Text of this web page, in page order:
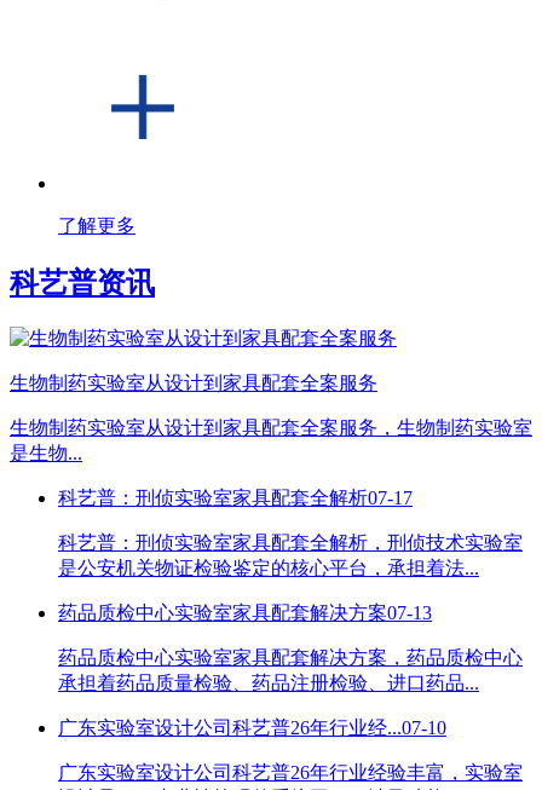
了解更多
科艺普资讯
生物制药实验室从设计到家具配套全案服务
生物制药实验室从设计到家具配套全案服务，生物制药实验室
是生物...
科艺普：刑侦实验室家具配套全解析07-17
科艺普：刑侦实验室家具配套全解析，刑侦技术实验室
是公安机关物证检验鉴定的核心平台，承担着法...
药品质检中心实验室家具配套解决方案07-13
药品质检中心实验室家具配套解决方案，药品质检中心
承担着药品质量检验、药品注册检验、进口药品...
广东实验室设计公司科艺普26年行业经...07-10
广东实验室设计公司科艺普26年行业经验丰富，实验室